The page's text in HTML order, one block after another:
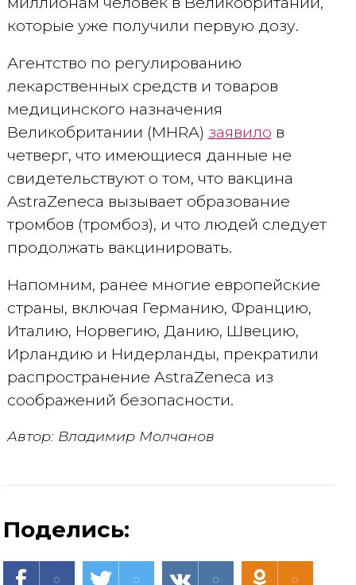
которые уже получили первую дозу.
Агентство по регулированию
лекарственных средств и товаров
медицинского назначения
Великобритании (MHRA) заявило в
четверг, что имеющиеся данные не
свидетельствуют о том, что вакцина
AstraZeneca вызывает образование
тромбов (тромбоз), и что людей следует
продолжать вакцинировать.
Напомним, ранее многие европейские
страны, включая Германию, Францию,
Италию, Норвегию, Данию, Швецию,
Ирландию и Нидерланды, прекратили
распространение AstraZeneca из
соображений безопасности.
Автор: Владимир Молчанов
Поделись: